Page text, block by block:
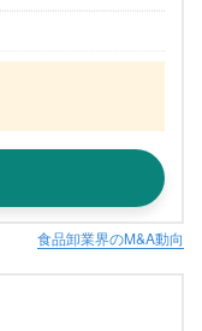
食品卸業界のM&A動向